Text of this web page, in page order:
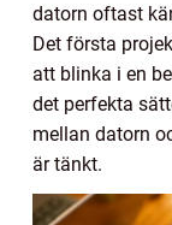
datorn oftast
Det första
att blinka i en
det perfekta
mellan datorn
är tänkt.